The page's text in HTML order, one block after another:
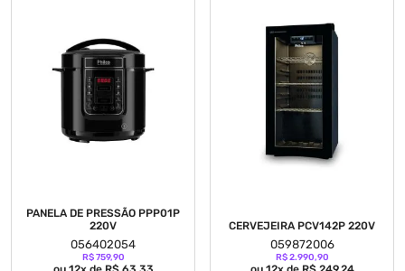
PANELA DE PRESSÃO PPP01P
220V
056402054
R$ 759,90
CERVEJEIRA PCV142P 220V
059872006
R$ 2.990,90